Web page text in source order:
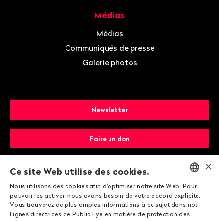
Médias
Médias
Communiqués de presse
Galerie photos
Newsletter
Faire un don
Devenir membre
ENGLISH
DEUTSCH
×
Ce site Web utilise des cookies.
Nous utilisons des cookies afin d'optimiser notre site Web. Pour
pouvoir les activer, nous avons besoin de votre accord explicite.
Vous trouverez de plus amples informations à ce sujet dans nos
Lignes directrices de Public Eye en matière de protection des